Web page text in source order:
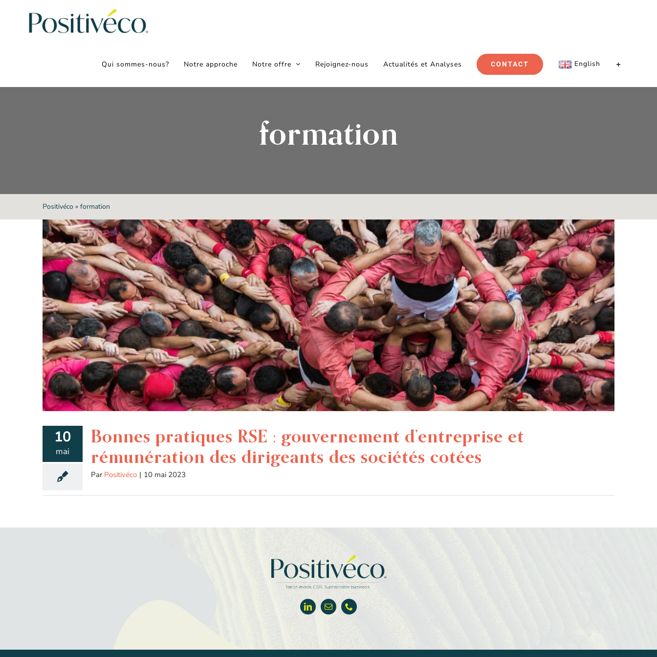
Qui sommes-nous? Notre approche Notre offre Rejoignez-nous Actualités et Analyses CONTACT English
formation
Positivéco» formation
10
mai
Bonnes pratiques RSE : gouvernement d’entreprise et
rémunération des dirigeants des sociétés cotées
Par Positivéco | 10 mai 2023